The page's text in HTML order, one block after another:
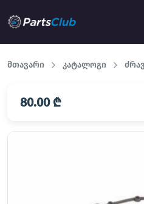
მთავარი კატალოგი
80.00 ₾